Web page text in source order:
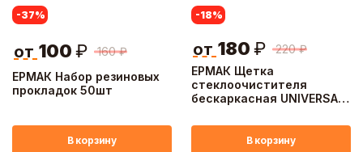
ЕРМАК Набор резиновых
прокладок 50шт
-37%
160 ₽
от 100 ₽
В корзину
ЕРМАК Щетка
стеклоочистителя
бескаркасная UNIVERSAL
-18%
220 ₽
от 180 ₽
В корзину